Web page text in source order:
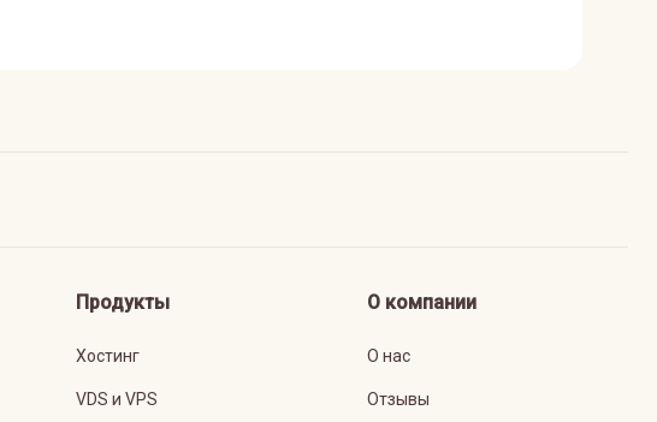
Продукты
Хостинг
VDS и VPS
О компании
О нас
Отзывы